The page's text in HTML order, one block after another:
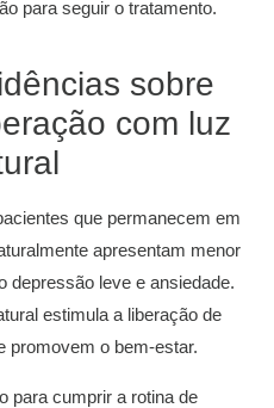
para seguir o tratamento.
sobre
com luz
que permanecem em
apresentam menor
depressão leve e ansiedade.
estimula a liberação de
promovem o bem-estar.
para cumprir a rotina de